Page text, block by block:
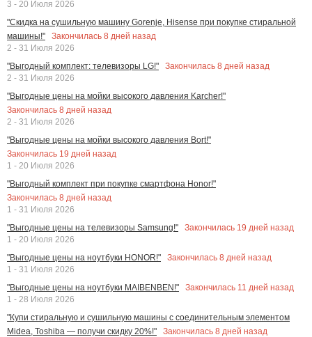
3 - 20 Июля 2026
"Скидка на сушильную машину Gorenje, Hisense при покупке стиральной
машины!"
Закончилась 8 дней назад
2 - 31 Июля 2026
"Выгодный комплект: телевизоры LG!"
Закончилась 8 дней назад
2 - 31 Июля 2026
"Выгодные цены на мойки высокого давления Karcher!"
Закончилась 8 дней назад
2 - 31 Июля 2026
"Выгодные цены на мойки высокого давления Bort!"
Закончилась 19 дней назад
1 - 20 Июля 2026
"Выгодный комплект при покупке смартфона Honor!"
Закончилась 8 дней назад
1 - 31 Июля 2026
"Выгодные цены на телевизоры Samsung!"
Закончилась 19 дней назад
1 - 20 Июля 2026
"Выгодные цены на ноутбуки HONOR!"
Закончилась 8 дней назад
1 - 31 Июля 2026
"Выгодные цены на ноутбуки MAIBENBEN!"
Закончилась 11 дней назад
1 - 28 Июля 2026
"Купи стиральную и сушильную машины с соединительным элементом
Midea, Toshiba — получи скидку 20%!"
Закончилась 8 дней назад